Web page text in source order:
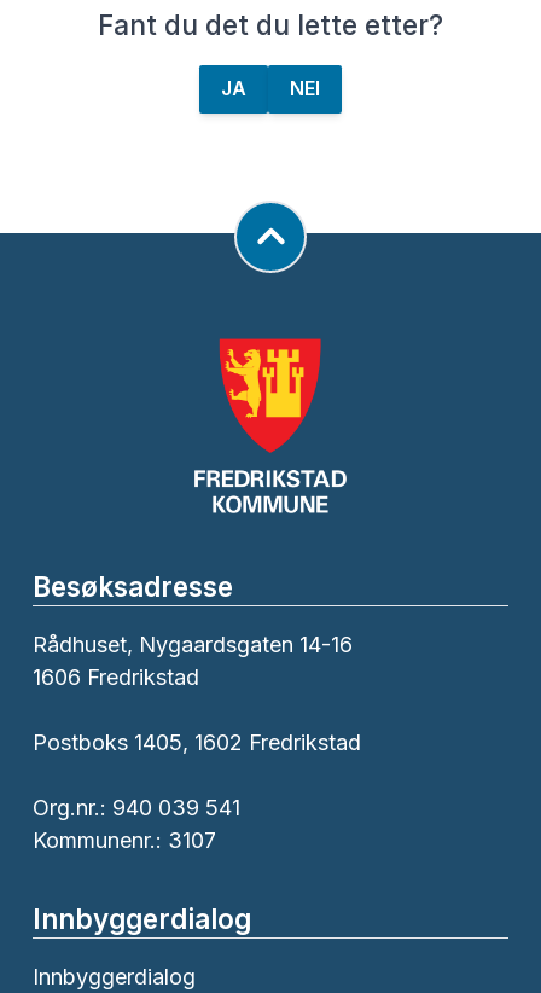
Fant du det du lette etter?
JA NEI
Besøksadresse
Rådhuset, Nygaardsgaten 14-16
1606 Fredrikstad
Postboks 1405, 1602 Fredrikstad
Org.nr.: 940 039 541
Kommunenr.: 3107
Innbyggerdialog
Innbyggerdialog